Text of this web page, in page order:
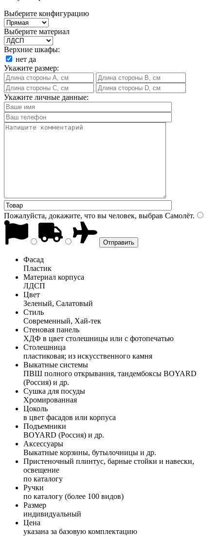
Выберите конфигурацию
Выберите материал
Верхние шкафы:
нет да
Укажите размер:
Укажите личные данные:
Пожалуйста, докажите, что вы человек, выбрав Самолёт.
Фасад
Пластик
Материал корпуса
ЛДСП
Цвет
Зеленый, Салатовый
Стиль
Современный, Хай-тек
Стеновая панель
ХДФ в цвет столешницы или с фотопечатью
Столешница
пластиковая; из искусственного камня
Выкатные системы
ПВШ полного открывания, тандембоксы BOYARD
(Россия) и др.
Сушка для посуды
Хромированная
Цоколь
в цвет фасадов или корпуса
Подъемники
BOYARD (Россия) и др.
Аксессуары
Выкатные корзины, бутылочницы и др.
Пристеночный плинтус, барные стойки и навески,
освещение
по каталогу
Ручки
по каталогу (более 100 видов)
Размер
индивидуальный
Цена
указана за базовую комплектацию